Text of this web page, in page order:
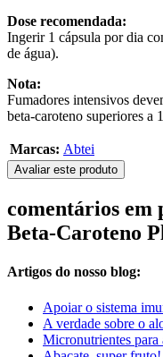
Dose recomendada:
Ingerir 1 cápsula por dia
de água).
Nota:
Fumadores intensivos
beta-caroteno superiores a
Marcas: Abtei
Avaliar este produto
comentários em
Beta-Caroteno
Artigos do nosso blog:
Apoiar o sistema
A verdade sobre o
Micronutrientes para